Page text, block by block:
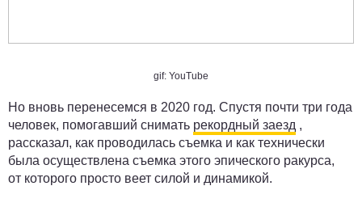
gif: YouTube
Но вновь перенесемся в 2020 год. Спустя почти три года
человек, помогавший снимать рекордный заезд ,
рассказал, как проводилась съемка и как технически
была осуществлена съемка этого эпического ракурса,
от которого просто веет силой и динамикой.